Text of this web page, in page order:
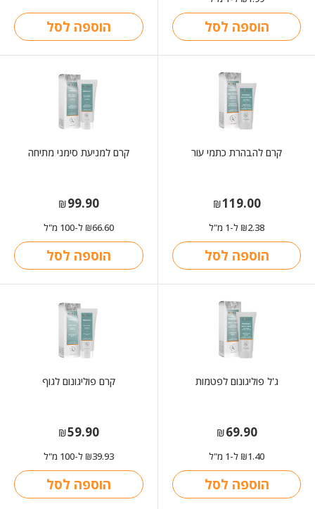
הוספה לסל הוספה לסל
קרם להבהרת כתמי עור
₪119.00
₪2.38 ל-1 מ"ל
הוספה לסל
קרם למניעת סימני מתיחה
₪99.90
₪66.60 ל-100 מ"ל
הוספה לסל
ג'ל פוליגונום לפטמות
₪69.90
₪1.40 ל-1 מ"ל
הוספה לסל
קרם פוליגונום לגוף
₪59.90
₪39.93 ל-100 מ"ל
הוספה לסל